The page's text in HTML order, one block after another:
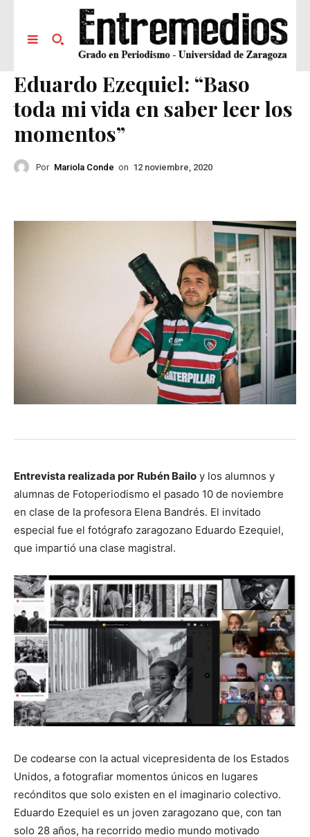
Eduardo Ezequiel: “Baso
toda mi vida en saber leer los
momentos”
Por Mariola Conde on 12 noviembre, 2020
Entrevista realizada por Rubén Bailo y los alumnos y
alumnas de Fotoperiodismo el pasado 10 de noviembre
en clase de la profesora Elena Bandrés. El invitado
especial fue el fotógrafo zaragozano Eduardo Ezequiel,
que impartió una clase magistral.
De codearse con la actual vicepresidenta de los Estados
Unidos, a fotografiar momentos únicos en lugares
recónditos que solo existen en el imaginario colectivo.
Eduardo Ezequiel es un joven zaragozano que, con tan
solo 28 años, ha recorrido medio mundo motivado